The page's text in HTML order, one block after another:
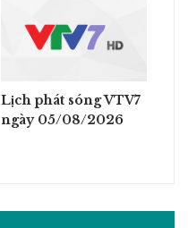
Lịch phát sóng VTV7
ngày 05/08/2026